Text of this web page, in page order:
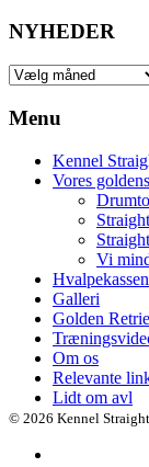
NYHEDER
NYHEDER
Menu
Kennel
Vores goldens
Vi
Hvalpekassen
Galleri
Golden
Om os
Relevante
Lidt om avl
© 2026 Kennel